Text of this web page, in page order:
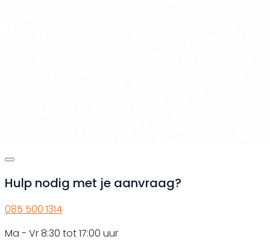
Hulp nodig met je aanvraag?
085 500 1314
Ma - Vr 8:30 tot 17:00 uur